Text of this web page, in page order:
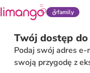
family
Twój dostęp
Podaj swój adres e-
swoją przygodę z